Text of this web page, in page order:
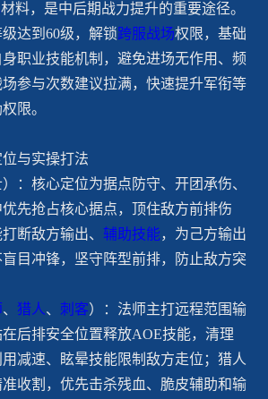
材料，是中后期战力提升的重要途径。
达到60级，解锁跨服战场权限，基础
职业技能机制，避免进场无作用、频
参与次数建议拉满，快速提升军衔等
限。
与实操打法
：核心定位为据点防守、开团承伤、
先抢占核心据点，顶住敌方前排伤
断敌方输出、 辅助技能，为己方输出
目冲锋，坚守阵型前排，防止敌方突
、 猎人、 刺客）：法师主打远程范围输
后排安全位置释放AOE技能，清理
减速、眩晕技能限制敌方走位；猎人
收割，优先击杀残血、脆皮辅助和输